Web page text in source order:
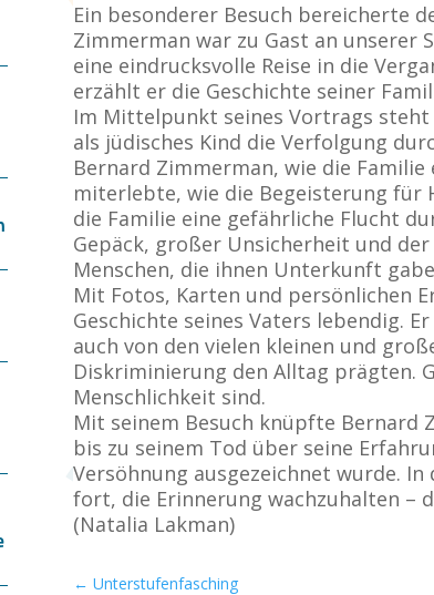
Ein besonderer Besuch bereicherte
Zimmerman war zu Gast an unserer
eine eindrucksvolle Reise in die
erzählt er die Geschichte seiner
Im Mittelpunkt seines Vortrags steht
als jüdisches Kind die Verfolgung
Bernard Zimmerman, wie die
miterlebte, wie die Begeisterung
die Familie eine gefährliche Flucht
Gepäck, großer Unsicherheit und
Menschen, die ihnen Unterkunft
Mit Fotos, Karten und persönlichen
Geschichte seines Vaters lebendig.
auch von den vielen kleinen und
Diskriminierung den Alltag prägten.
Menschlichkeit sind.
Mit seinem Besuch knüpfte Bernard
bis zu seinem Tod über seine
Versöhnung ausgezeichnet wurde.
fort, die Erinnerung wachzuhalten –
(Natalia Lakman)
← Unterstufenfasching